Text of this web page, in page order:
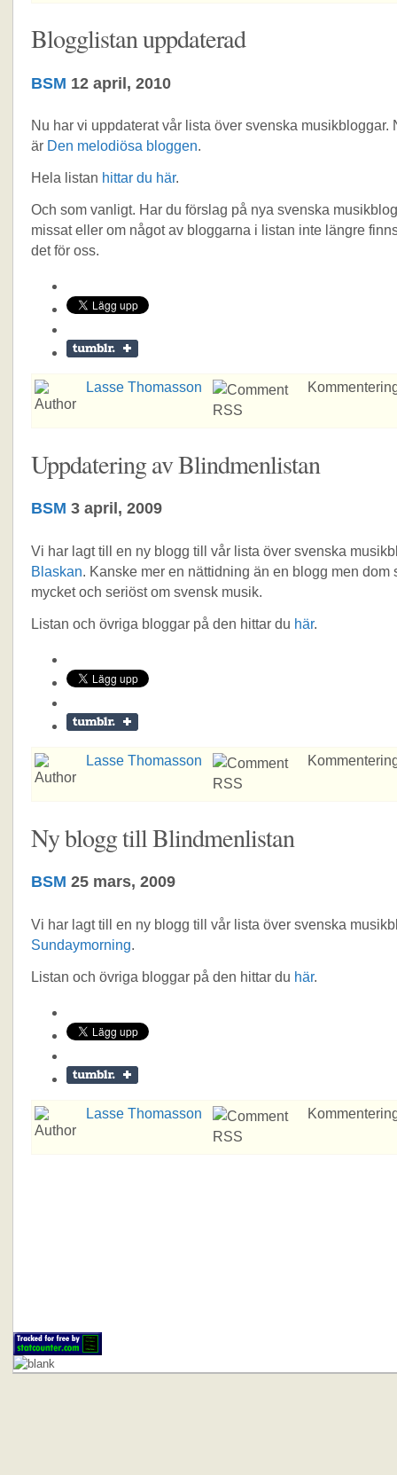
Blogglistan uppdaterad
BSM 12 april, 2010
Nu har vi uppdaterat vår lista över svenska musikbloggar.
är Den melodiösa bloggen.
Hela listan hittar du här.
Och som vanligt. Har du förslag på nya svenska
missat eller om något av bloggarna i listan inte längre
det för oss.
Lasse Thomasson
Uppdatering av Blindmenlistan
BSM 3 april, 2009
Vi har lagt till en ny blogg till vår lista över svenska
Blaskan. Kanske mer en nättidning än en blogg men dom
mycket och seriöst om svensk musik.
Listan och övriga bloggar på den hittar du här.
Lasse Thomasson
Ny blogg till Blindmenlistan
BSM 25 mars, 2009
Vi har lagt till en ny blogg till vår lista över svenska
Sundaymorning.
Listan och övriga bloggar på den hittar du här.
Lasse Thomasson